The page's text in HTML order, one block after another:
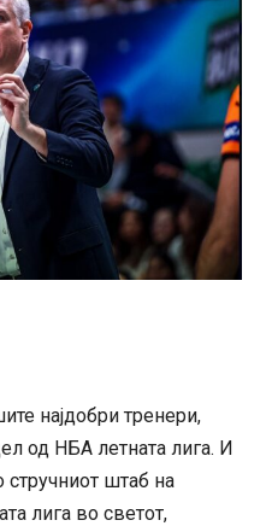
најдобри тренери,
од НБА летната лига. И
стручниот штаб на
лига во светот,